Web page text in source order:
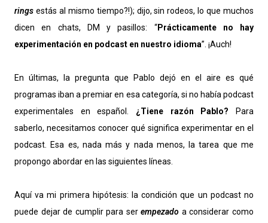
rings estás al mismo tiempo?!); dijo, sin rodeos, lo que muchos
dicen en chats, DM y pasillos: “Prácticamente no hay
experimentación en podcast en nuestro idioma”. ¡Auch!
En últimas, la pregunta que Pablo dejó en el aire es qué
programas iban a premiar en esa categoría, si no había podcast
experimentales en español. ¿Tiene razón Pablo? Para
saberlo, necesitamos conocer qué significa experimentar en el
podcast. Esa es, nada más y nada menos, la tarea que me
propongo abordar en las siguientes líneas.
Aquí va mi primera hipótesis: la condición que un podcast no
puede dejar de cumplir para serempezado a considerar como